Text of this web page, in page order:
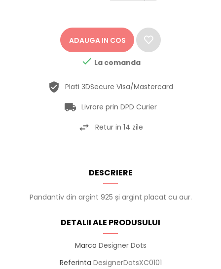
ADAUGA IN COS
 La comanda
Plati 3DSecure Visa/Mastercard
Livrare prin DPD Curier
Retur in 14 zile
DESCRIERE
Pandantiv din argint 925 și argint placat cu aur.
DETALII ALE PRODUSULUI
Marca Designer Dots
Referinta DesignerDotsXC0101